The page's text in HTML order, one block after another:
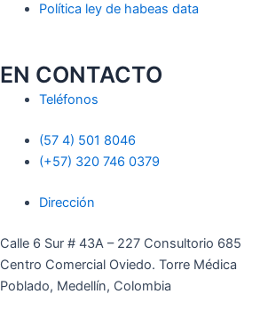
Política ley de habeas data
EN CONTACTO
Teléfonos
(57 4) 501 8046
(+57) 320 746 0379
Dirección
Calle 6 Sur # 43A – 227 Consultorio 685
Centro Comercial Oviedo. Torre Médica
Poblado, Medellín, Colombia